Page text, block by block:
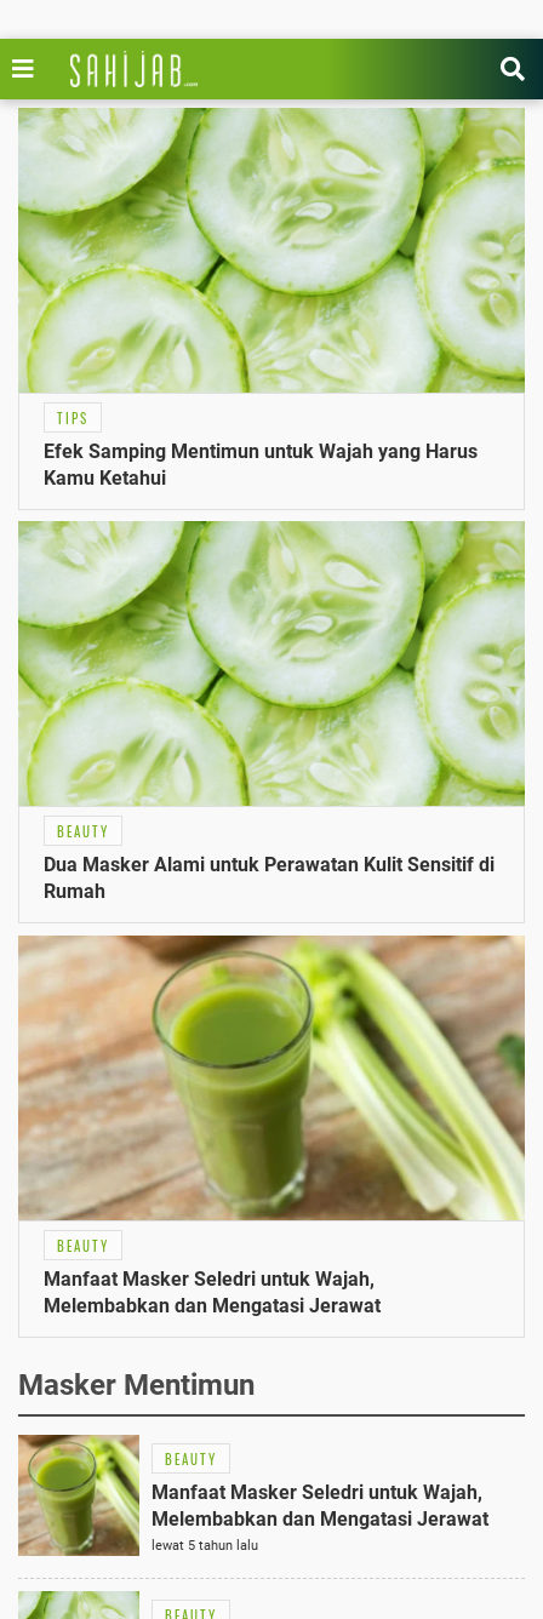
TIPS
Efek Samping Mentimun untuk Wajah yang Harus
Kamu Ketahui
BEAUTY
Dua Masker Alami untuk Perawatan Kulit Sensitif di
Rumah
BEAUTY
Manfaat Masker Seledri untuk Wajah,
Melembabkan dan Mengatasi Jerawat
Masker Mentimun
BEAUTY
Manfaat Masker Seledri untuk Wajah,
Melembabkan dan Mengatasi Jerawat
lewat 5 tahun lalu